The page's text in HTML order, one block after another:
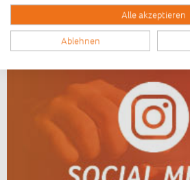
Alle akzeptieren
Ablehnen